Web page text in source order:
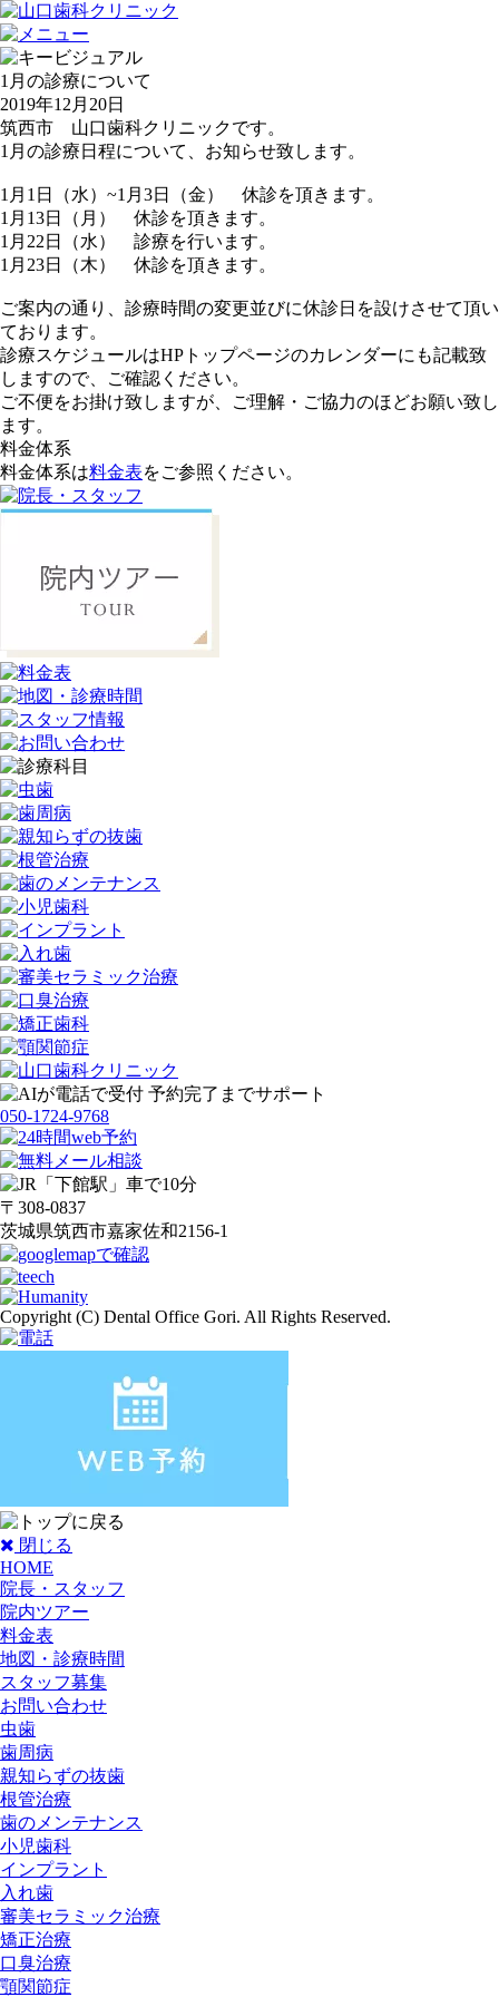
1月の診療について
2019年12月20日
筑西市 山口歯科クリニックです。
1月の診療日程について、お知らせ致します。
1月1日（水）~1月3日（金） 休診を頂きます。
1月13日（月） 休診を頂きます。
1月22日（水） 診療を行います。
1月23日（木） 休診を頂きます。
ご案内の通り、診療時間の変更並びに休診日を設けさせて頂い
ております。
診療スケジュールはHPトップページのカレンダーにも記載致
しますので、ご確認ください。
ご不便をお掛け致しますが、ご理解・ご協力のほどお願い致し
ます。
料金体系
料金体系は料金表をご参照ください。
050-1724-9768
〒308-0837
茨城県筑西市嘉家佐和2156-1
Copyright (C) Dental Office Gori. All Rights Reserved.
閉じる
HOME
院長・スタッフ
院内ツアー
料金表
地図・診療時間
スタッフ募集
お問い合わせ
虫歯
歯周病
親知らずの抜歯
根管治療
歯のメンテナンス
小児歯科
インプラント
入れ歯
審美セラミック治療
矯正治療
口臭治療
顎関節症